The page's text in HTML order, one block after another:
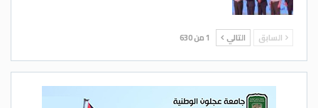
السابق التالي 1 من 630